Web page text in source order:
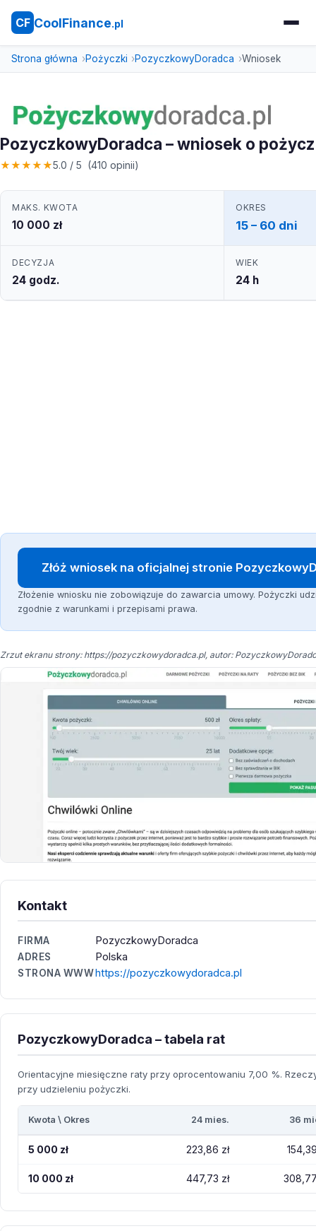
CF CoolFinance.pl
Strona główna Pożyczki PozyczkowyDoradca Wniosek
PozyczkowyDoradca – wniosek o
★★★★★5.0 / 5 (410 opinii)
MAKS. KWOTA
10 000 zł
OKRES
15 – 60 dni
DECYZJA
24 godz.
WIEK
24 h
Złóż wniosek na oficjalnej stronie
Złożenie wniosku nie zobowiązuje do zawarcia umowy. Pożyczki
zgodnie z warunkami i przepisami prawa.
Zrzut ekranu strony: https://pozyczkowydoradca.pl, autor:
Kontakt
FIRMA PozyczkowyDoradca
ADRES Polska
STRONA WWW https://pozyczkowydoradca.pl
PozyczkowyDoradca – tabela rat
Orientacyjne miesięczne raty przy oprocentowaniu 7,00 %.
przy udzieleniu pożyczki.
Kwota \ Okres 24 mies. 36
5 000 zł 223,86 zł
10 000 zł 447,73 zł